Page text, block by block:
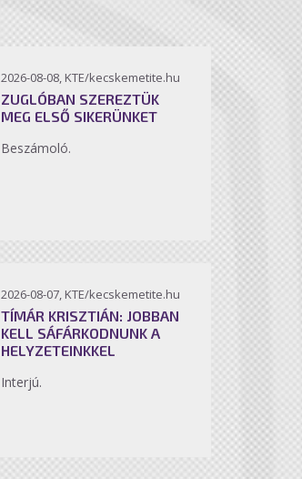
2026-08-08, KTE/kecskemetite.hu
ZUGLÓBAN SZEREZTÜK
MEG ELSŐ SIKERÜNKET
Beszámoló.
2026-08-07, KTE/kecskemetite.hu
TÍMÁR KRISZTIÁN: JOBBAN
KELL SÁFÁRKODNUNK A
HELYZETEINKKEL
Interjú.